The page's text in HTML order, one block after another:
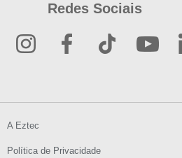
Redes Sociais
A Eztec
Política de Privacidade